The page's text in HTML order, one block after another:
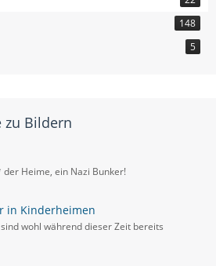
148
5
zu Bildern
Heime, ein Nazi Bunker!
in Kinderheimen
wohl während dieser Zeit bereits